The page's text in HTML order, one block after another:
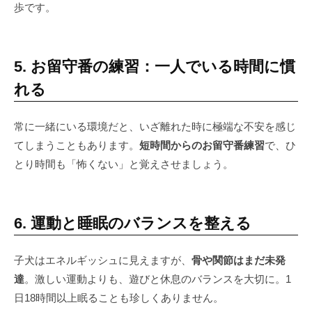
歩です。
5. お留守番の練習：一人でいる時間に慣
れる
常に一緒にいる環境だと、いざ離れた時に極端な不安を感じ
てしまうこともあります。 短時間からのお留守番練習で、ひ
とり時間も「怖くない」と覚えさせましょう。
6. 運動と睡眠のバランスを整える
子犬はエネルギッシュに見えますが、 骨や関節はまだ未発
達。激しい運動よりも、遊びと休息のバランスを大切に。1
日18時間以上眠ることも珍しくありません。